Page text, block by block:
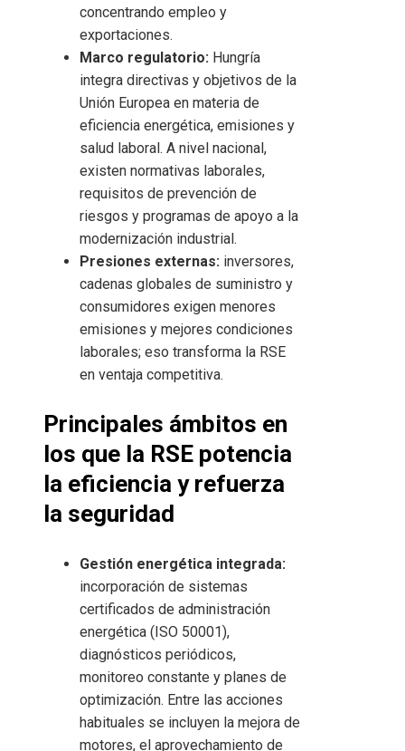
concentrando empleo y
exportaciones.
Marco regulatorio: Hungría
integra directivas y objetivos de la
Unión Europea en materia de
eficiencia energética, emisiones y
salud laboral. A nivel nacional,
existen normativas laborales,
requisitos de prevención de
riesgos y programas de apoyo a la
modernización industrial.
Presiones externas: inversores,
cadenas globales de suministro y
consumidores exigen menores
emisiones y mejores condiciones
laborales; eso transforma la RSE
en ventaja competitiva.
Principales ámbitos en
los que la RSE potencia
la eficiencia y refuerza
la seguridad
Gestión energética integrada:
incorporación de sistemas
certificados de administración
energética (ISO 50001),
diagnósticos periódicos,
monitoreo constante y planes de
optimización. Entre las acciones
habituales se incluyen la mejora de
motores, el aprovechamiento de